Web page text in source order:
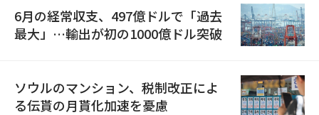
6月の経常収支、497億ドルで「過去
最大」…輸出が初の1000億ドル突破
ソウルのマンション、税制改正によ
る伝貰の月貰化加速を憂慮